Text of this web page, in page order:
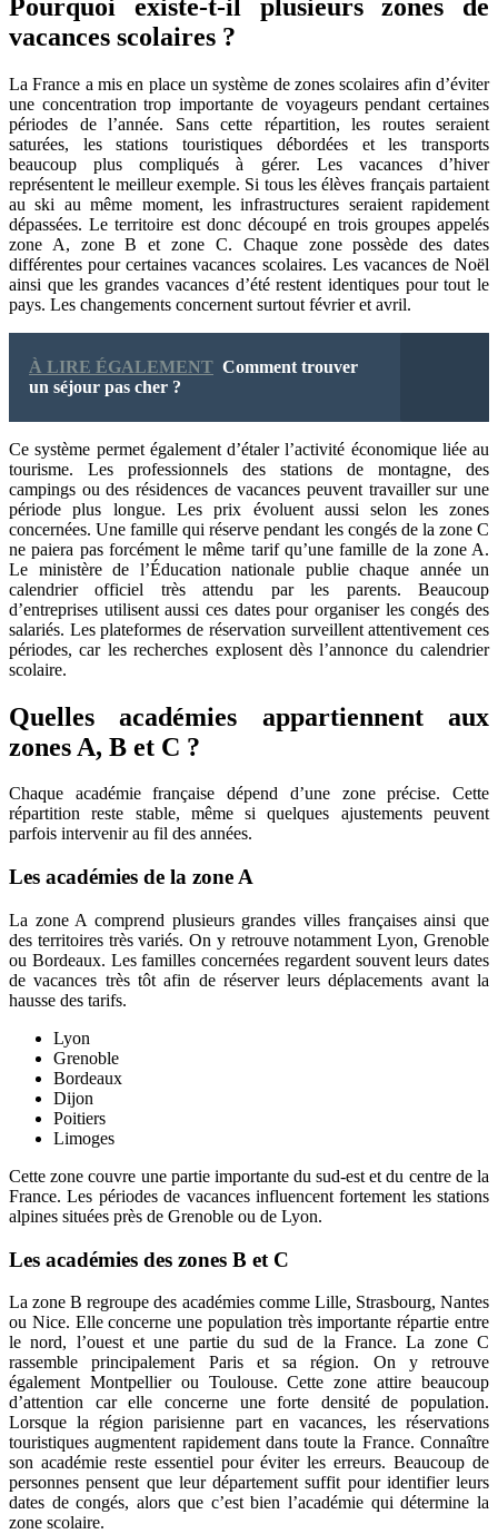
Pourquoi existe-t-il plusieurs zones de
vacances scolaires ?
La France a mis en place un système de zones scolaires afin d’éviter
une concentration trop importante de voyageurs pendant certaines
périodes de l’année. Sans cette répartition, les routes seraient
saturées, les stations touristiques débordées et les transports
beaucoup plus compliqués à gérer. Les vacances d’hiver
représentent le meilleur exemple. Si tous les élèves français partaient
au ski au même moment, les infrastructures seraient rapidement
dépassées. Le territoire est donc découpé en trois groupes appelés
zone A, zone B et zone C. Chaque zone possède des dates
différentes pour certaines vacances scolaires. Les vacances de Noël
ainsi que les grandes vacances d’été restent identiques pour tout le
pays. Les changements concernent surtout février et avril.
À LIRE ÉGALEMENT Comment trouver
un séjour pas cher ?
Ce système permet également d’étaler l’activité économique liée au
tourisme. Les professionnels des stations de montagne, des
campings ou des résidences de vacances peuvent travailler sur une
période plus longue. Les prix évoluent aussi selon les zones
concernées. Une famille qui réserve pendant les congés de la zone C
ne paiera pas forcément le même tarif qu’une famille de la zone A.
Le ministère de l’Éducation nationale publie chaque année un
calendrier officiel très attendu par les parents. Beaucoup
d’entreprises utilisent aussi ces dates pour organiser les congés des
salariés. Les plateformes de réservation surveillent attentivement ces
périodes, car les recherches explosent dès l’annonce du calendrier
scolaire.
Quelles académies appartiennent aux
zones A, B et C ?
Chaque académie française dépend d’une zone précise. Cette
répartition reste stable, même si quelques ajustements peuvent
parfois intervenir au fil des années.
Les académies de la zone A
La zone A comprend plusieurs grandes villes françaises ainsi que
des territoires très variés. On y retrouve notamment Lyon, Grenoble
ou Bordeaux. Les familles concernées regardent souvent leurs dates
de vacances très tôt afin de réserver leurs déplacements avant la
hausse des tarifs.
Lyon
Grenoble
Bordeaux
Dijon
Poitiers
Limoges
Cette zone couvre une partie importante du sud-est et du centre de la
France. Les périodes de vacances influencent fortement les stations
alpines situées près de Grenoble ou de Lyon.
Les académies des zones B et C
La zone B regroupe des académies comme Lille, Strasbourg, Nantes
ou Nice. Elle concerne une population très importante répartie entre
le nord, l’ouest et une partie du sud de la France. La zone C
rassemble principalement Paris et sa région. On y retrouve
également Montpellier ou Toulouse. Cette zone attire beaucoup
d’attention car elle concerne une forte densité de population.
Lorsque la région parisienne part en vacances, les réservations
touristiques augmentent rapidement dans toute la France. Connaître
son académie reste essentiel pour éviter les erreurs. Beaucoup de
personnes pensent que leur département suffit pour identifier leurs
dates de congés, alors que c’est bien l’académie qui détermine la
zone scolaire.